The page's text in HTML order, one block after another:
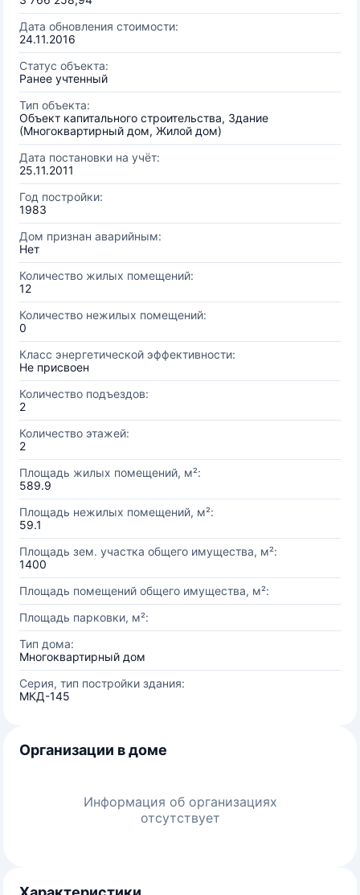
Дата обновления стоимости:
24.11.2016
Статус объекта:
Ранее учтенный
Тип объекта:
Объект капитального строительства, Здание
(Многоквартирный дом, Жилой дом)
Дата постановки на учёт:
25.11.2011
Год постройки:
1983
Дом признан аварийным:
Нет
Количество жилых помещений:
12
Количество нежилых помещений:
0
Класс энергетической эффективности:
Не присвоен
Количество подъездов:
2
Количество этажей:
2
Площадь жилых помещений, м²:
589.9
Площадь нежилых помещений, м²:
59.1
Площадь зем. участка общего имущества, м²:
1400
Площадь помещений общего имущества, м²:
Площадь парковки, м²:
Тип дома:
Многоквартирный дом
Серия, тип постройки здания:
МКД-145
Организации в доме
Информация об организациях
отсутствует